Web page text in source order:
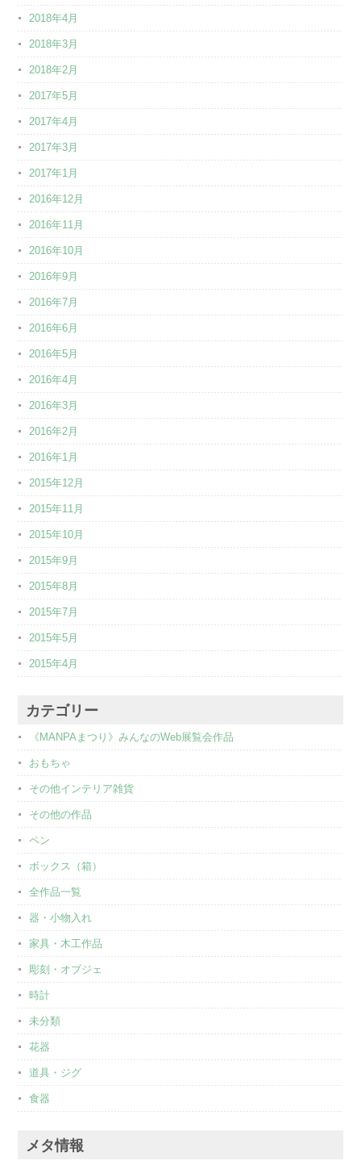
2018年4月
2018年3月
2018年2月
2017年5月
2017年4月
2017年3月
2017年1月
2016年12月
2016年11月
2016年10月
2016年9月
2016年7月
2016年6月
2016年5月
2016年4月
2016年3月
2016年2月
2016年1月
2015年12月
2015年11月
2015年10月
2015年9月
2015年8月
2015年7月
2015年5月
2015年4月
カテゴリー
《MANPAまつり》みんなのWeb展覧会作品
おもちゃ
その他インテリア雑貨
その他の作品
ペン
ボックス（箱）
全作品一覧
器・小物入れ
家具・木工作品
彫刻・オブジェ
時計
未分類
花器
道具・ジグ
食器
メタ情報